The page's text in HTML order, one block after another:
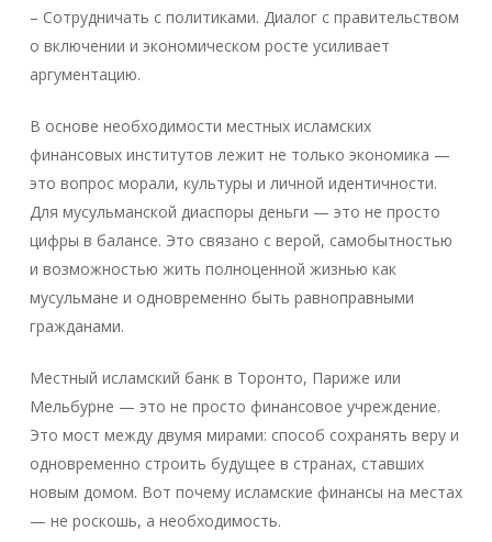
– Сотрудничать с политиками. Диалог с правительством
о включении и экономическом росте усиливает
аргументацию.
В основе необходимости местных исламских
финансовых институтов лежит не только экономика —
это вопрос морали, культуры и личной идентичности.
Для мусульманской диаспоры деньги — это не просто
цифры в балансе. Это связано с верой, самобытностью
и возможностью жить полноценной жизнью как
мусульмане и одновременно быть равноправными
гражданами.
Местный исламский банк в Торонто, Париже или
Мельбурне — это не просто финансовое учреждение.
Это мост между двумя мирами: способ сохранять веру и
одновременно строить будущее в странах, ставших
новым домом. Вот почему исламские финансы на местах
— не роскошь, а необходимость.